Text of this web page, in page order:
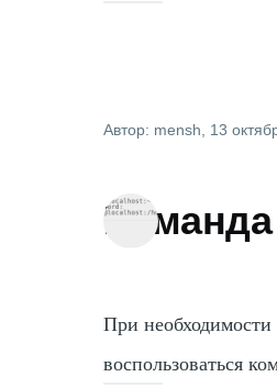
Автор: mensh , 13
При
воспользоваться